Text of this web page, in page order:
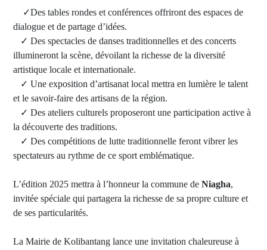
✓Des tables rondes et conférences offriront des espaces de
dialogue et de partage d’idées.
✓ Des spectacles de danses traditionnelles et des concerts
illumineront la scène, dévoilant la richesse de la diversité
artistique locale et internationale.
✓ Une exposition d’artisanat local mettra en lumière le talent
et le savoir-faire des artisans de la région.
✓ Des ateliers culturels proposeront une participation active à
la découverte des traditions.
✓ Des compétitions de lutte traditionnelle feront vibrer les
spectateurs au rythme de ce sport emblématique.
L’édition 2025 mettra à l’honneur la commune de Niagha,
invitée spéciale qui partagera la richesse de sa propre culture et
de ses particularités.
La Mairie de Kolibantang lance une invitation chaleureuse à